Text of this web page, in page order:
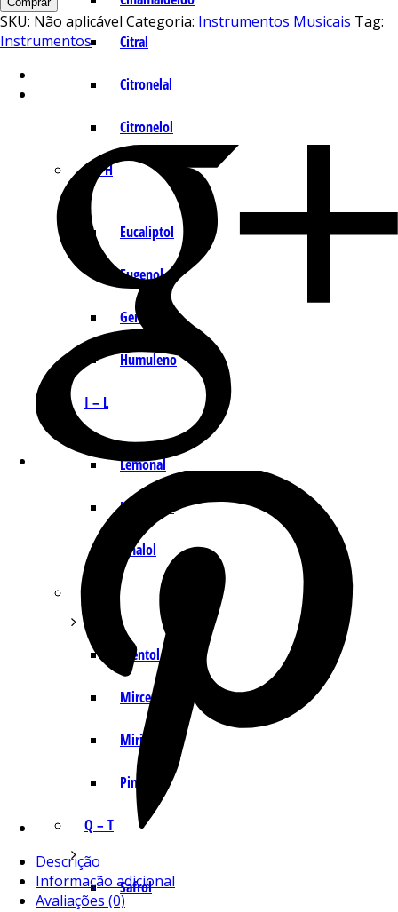
Citral
Citronelal
Citronelol
E – H
Eucaliptol
Eugenol
Geraniol
Humuleno
I – L
Lemonal
Limoneno
Linalol
Mentol
Mirceno
Miristicina
Pineno
Q – T
Safrol
SKU: Não aplicável Categoria: Instrumentos Musicais Tag:
Instrumentos
Descrição
Informação adicional
Avaliações (0)